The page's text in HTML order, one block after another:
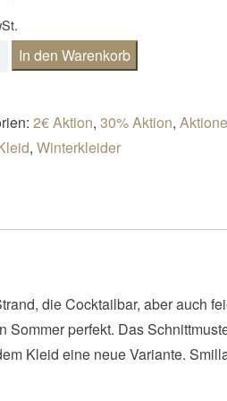
Sommerkleid Smilla Menge
In den Warenkorb
2€ Aktion, 30% Aktion,
, Winterkleider
die Cocktailbar, aber auch
perfekt. Das
Kleid eine neue Variante.